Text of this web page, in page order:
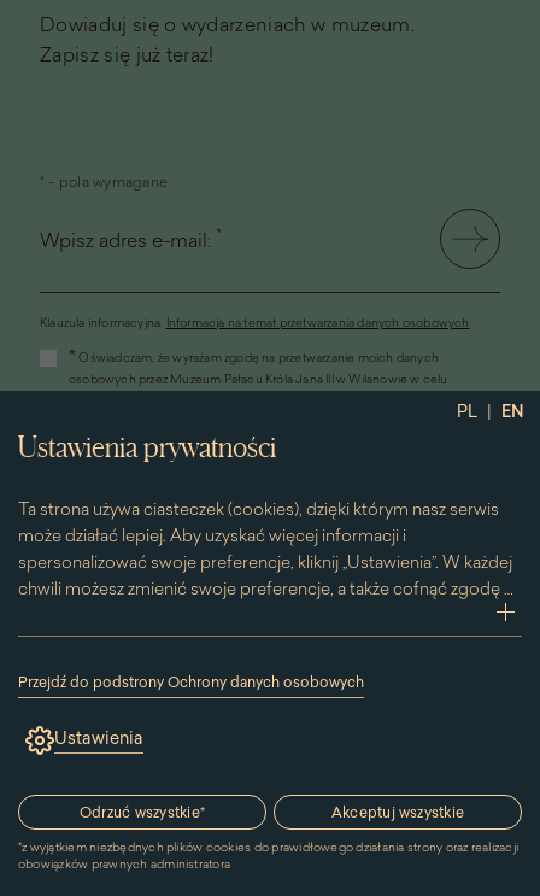
PL | EN
Ustawienia prywatności
Ta strona używa ciasteczek (cookies), dzięki którym nasz serwis
może działać lepiej. Aby uzyskać więcej informacji i
spersonalizować swoje preferencje, kliknij „Ustawienia”. W każdej
chwili możesz zmienić swoje preferencje, a także cofnąć zgodę na
używanie plików cookie. Możesz to zrobić, klikając na podstronę
„Cookies” znajdującą się w stopce.
Przesuwając suwak w prawą stronę aktywujesz zgodę na
konkretne ciasteczko. Przesuwając suwak w lewą stronę
wyłączasz taką zgodę.
Przejdź do podstrony Ochrony danych osobowych
(link
się
oknie)
Ustawienia
Odrzuć wszystkie*
*z wyjątkiem niezbędnych plików cookies do prawidłowego działania strony oraz realizacji
obowiązków prawnych administratora
Akceptuj wszystkie
Dowiaduj się o wydarzeniach w muzeum.
Zapisz się już teraz!
* - pola wymagane
Wpisz adres e-mail: *
Klauzula informacyjna. Informacja na temat przetwarzania danych osobowych
otworzy
się
oknie)
* Oświadczam, że wyrażam zgodę na przetwarzanie moich danych
osobowych przez Muzeum Pałacu Króla Jana III w Wilanowie w celu
Wilanowie informacji handlowych drogą elektroniczną, w tym z
Kontakt
MUZEUM PAŁACU